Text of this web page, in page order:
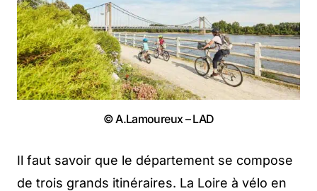
© A.Lamoureux – LAD
Il faut savoir que le département se compose
de trois grands itinéraires. La Loire à vélo en